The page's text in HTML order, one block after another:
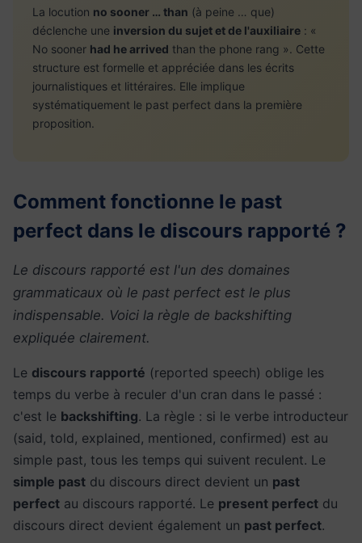
La locution no sooner … than (à peine … que)
déclenche une inversion du sujet et de l'auxiliaire : «
No sooner had he arrived than the phone rang ». Cette
structure est formelle et appréciée dans les écrits
journalistiques et littéraires. Elle implique
systématiquement le past perfect dans la première
proposition.
Comment fonctionne le past
perfect dans le discours rapporté ?
Le discours rapporté est l'un des domaines
grammaticaux où le past perfect est le plus
indispensable. Voici la règle de backshifting
expliquée clairement.
Le discours rapporté (reported speech) oblige les
temps du verbe à reculer d'un cran dans le passé :
c'est le backshifting. La règle : si le verbe introducteur
(said, told, explained, mentioned, confirmed) est au
simple past, tous les temps qui suivent reculent. Le
simple past du discours direct devient un past
perfect au discours rapporté. Le present perfect du
discours direct devient également un past perfect.